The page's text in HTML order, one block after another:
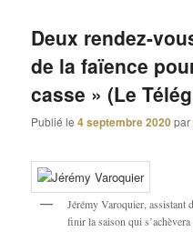
Deux rendez-
de la faïence
casse » (Le
Publié le4 septembre 2020par
Jérémy Varoquier, assistant
finir la saison qui